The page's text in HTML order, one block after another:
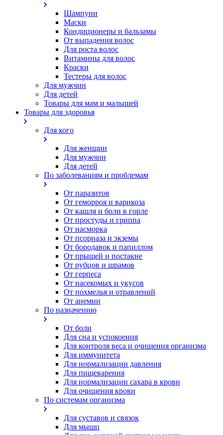
Шампуни
Маски
Кондиционеры и бальзамы
От выпадения волос
Для роста волос
Витамины для волос
Краски
Тестеры для волос
Для мужчин
Для детей
Товары для мам и малышей
Товары для здоровья
Для кого
Для женщин
Для мужчин
Для детей
По заболеваниям и проблемам
От паразитов
Oт геморроя и варикоза
От кашля и боли в горле
От простуды и гриппа
От насморка
Oт псориаза и экземы
От бородавок и папиллом
От прыщей и постакне
От рубцов и шрамов
От герпеса
От насекомых и укусов
От похмелья и отравлений
От анемии
По назначению
От боли
Для сна и успокоения
Для контроля веса и очищения организма
Для иммунитета
Для нормализации давления
Для пищеварения
Для нормализации сахара в крови
Для очищения крови
По системам организма
Для суставов и связок
Для мышц